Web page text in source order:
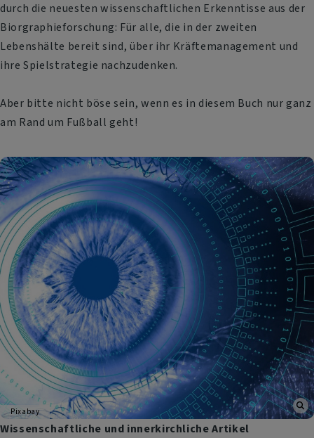
durch die neuesten wissenschaftlichen Erkenntisse aus der
Biorgraphieforschung: Für alle, die in der zweiten
Lebenshälte bereit sind, über ihr Kräftemanagement und
ihre Spielstrategie nachzudenken.
Aber bitte nicht böse sein, wenn es in diesem Buch nur ganz
am Rand um Fußball geht!
Pixabay
Wissenschaftliche und innerkirchliche Artikel